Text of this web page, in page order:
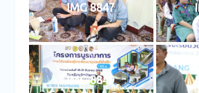
IMG 8847
IMG 8849